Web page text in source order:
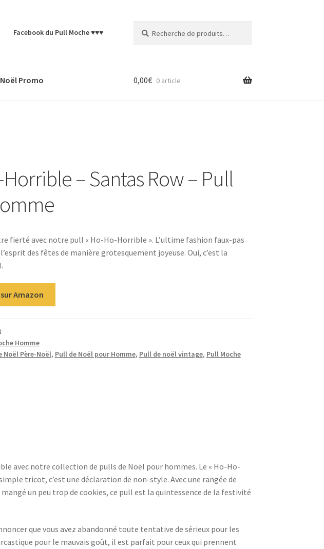
Facebook du Pull Moche ♥♥♥
pour :
Promo 0,00€ 0 article
– Santas Row – Pull
fierté avec notre pull « Ho-Ho-Horrible ». L’ultime fashion faux-pas
des fêtes de manière grotesquement joyeuse. Oui, c’est la
Amazon
Homme
Noël Père-Noël, Pull de Noël pour Homme, Pull de noël vintage, Pull Moche
avec notre collection de pulls de Noël pour hommes. Le « Ho-Ho-
tricot, c’est une déclaration de non-style. Avec une rangée de
mangé un peu trop de cookies, ce pull est la quintessence de la festivité
que vous avez abandonné toute tentative de sérieux pour les
pour le mauvais goût, il est parfait pour ceux qui prennent